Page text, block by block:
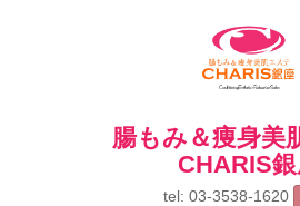
腸もみ＆痩身美
CHARIS
tel: 03-3538-1620